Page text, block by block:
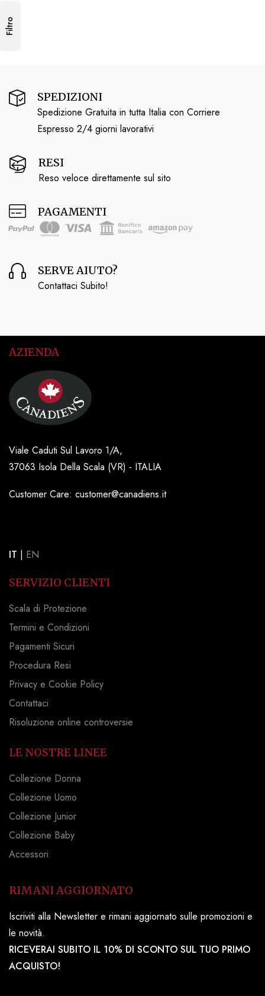
Filtro
SPEDIZIONI
Spedizione Gratuita in tutta Italia con Corriere
Espresso 2/4 giorni lavorativi
RESI
Reso veloce direttamente sul sito
PAGAMENTI
SERVE AIUTO?
Contattaci Subito!
AZIENDA
Viale Caduti Sul Lavoro 1/A,
37063 Isola Della Scala (VR) - ITALIA
Customer Care: customer@canadiens.it
IT | EN
SERVIZIO CLIENTI
Scala di Protezione
Termini e Condizioni
Pagamenti Sicuri
Procedura Resi
Privacy e Cookie Policy
Contattaci
Risoluzione online controversie
LE NOSTRE LINEE
Collezione Donna
Collezione Uomo
Collezione Junior
Collezione Baby
Accessori
RIMANI AGGIORNATO
Iscriviti alla Newsletter e rimani aggiornato sulle promozioni e
le novità.
RICEVERAI SUBITO IL 10% DI SCONTO SUL TUO PRIMO
ACQUISTO!